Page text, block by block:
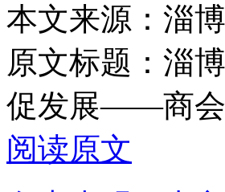
本文来源：淄
原文标题： 淄
促发展——商会
阅读原文